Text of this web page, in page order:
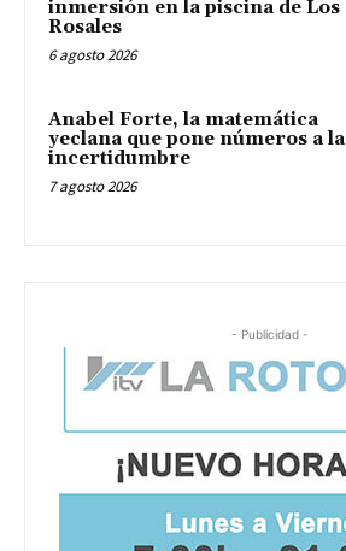
inmersión en la piscina de Los
Rosales
6 agosto 2026
Anabel Forte, la matemática
yeclana que pone números a la
incertidumbre
7 agosto 2026
- Publicidad -